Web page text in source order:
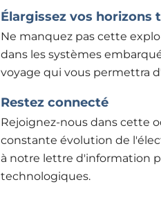
Élargissez vos horizons
Ne manquez pas cette
dans les systèmes
voyage qui vous permettra
Restez connecté
Rejoignez-nous dans cette
constante évolution de
à notre lettre d'information
technologiques.